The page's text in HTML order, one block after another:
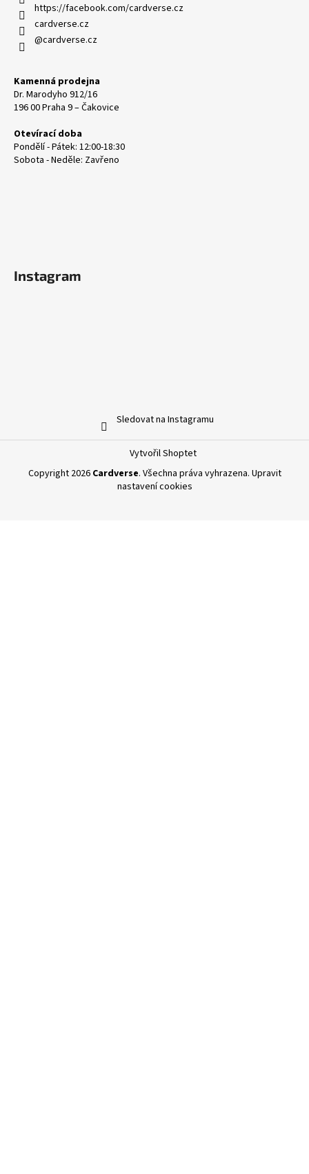
https://facebook.com/cardverse.cz
cardverse.cz
@cardverse.cz
Kamenná prodejna
Dr. Marodyho 912/16
196 00 Praha 9 – Čakovice
Otevírací doba
Pondělí - Pátek: 12:00-18:30
Sobota - Neděle: Zavřeno
Instagram
Sledovat na Instagramu
Vytvořil Shoptet
Copyright 2026 Cardverse. Všechna práva vyhrazena. Upravit
nastavení cookies